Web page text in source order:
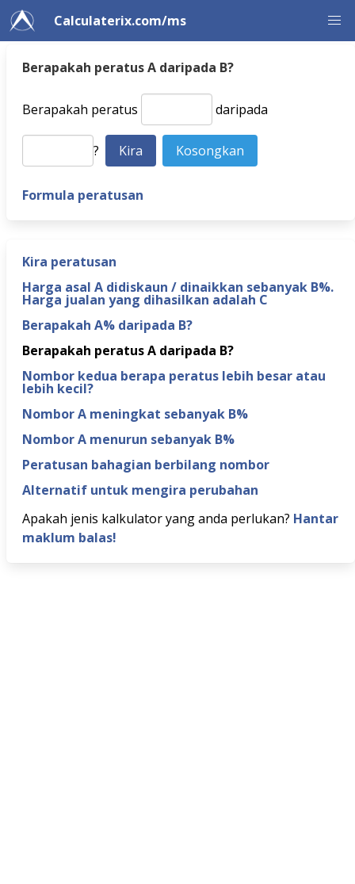
Calculaterix.com/ms
Berapakah peratus A daripada B?
Berapakah peratus daripada
?
Formula peratusan
Kira peratusan
Harga asal A didiskaun / dinaikkan sebanyak B%.
Harga jualan yang dihasilkan adalah C
Berapakah A% daripada B?
Berapakah peratus A daripada B?
Nombor kedua berapa peratus lebih besar atau
lebih kecil?
Nombor A meningkat sebanyak B%
Nombor A menurun sebanyak B%
Peratusan bahagian berbilang nombor
Alternatif untuk mengira perubahan
Apakah jenis kalkulator yang anda perlukan? Hantar
maklum balas!